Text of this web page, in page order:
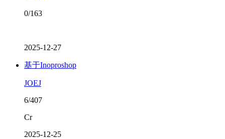
0/163
2025-12-27
基于Inoproshop
JOEJ
6/407
Cr
2025-12-25